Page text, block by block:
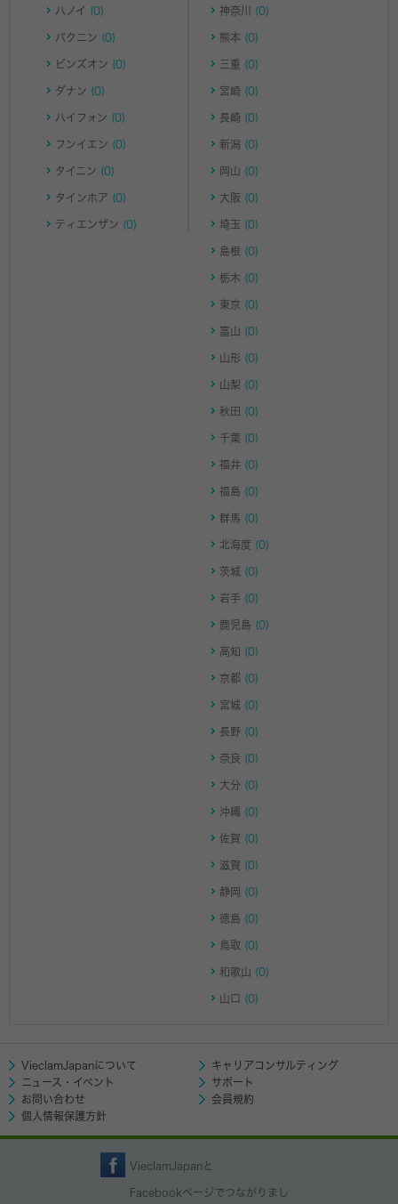
ハノイ (0)
バクニン (0)
ビンズオン (0)
ダナン (0)
ハイフォン (0)
フンイエン (0)
タイニン (0)
タインホア (0)
ティエンザン (0)
神奈川 (0)
熊本 (0)
三重 (0)
宮崎 (0)
長崎 (0)
新潟 (0)
岡山 (0)
大阪 (0)
埼玉 (0)
島根 (0)
栃木 (0)
東京 (0)
富山 (0)
山形 (0)
山梨 (0)
秋田 (0)
千葉 (0)
福井 (0)
福島 (0)
群馬 (0)
北海度 (0)
茨城 (0)
岩手 (0)
鹿児島 (0)
高知 (0)
京都 (0)
宮城 (0)
長野 (0)
奈良 (0)
大分 (0)
沖縄 (0)
佐賀 (0)
滋賀 (0)
静岡 (0)
徳島 (0)
鳥取 (0)
和歌山 (0)
山口 (0)
VieclamJapanについて
キャリアコンサルティング
ニュース・イベント
サポート
お問い合わせ
会員規約
個人情報保護方針
VieclamJapanと
Facebookページでつながりまし